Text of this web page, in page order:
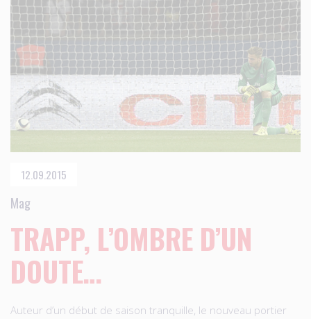
12.09.2015
Mag
TRAPP, L’OMBRE D’UN
DOUTE…
Auteur d’un début de saison tranquille, le nouveau portier